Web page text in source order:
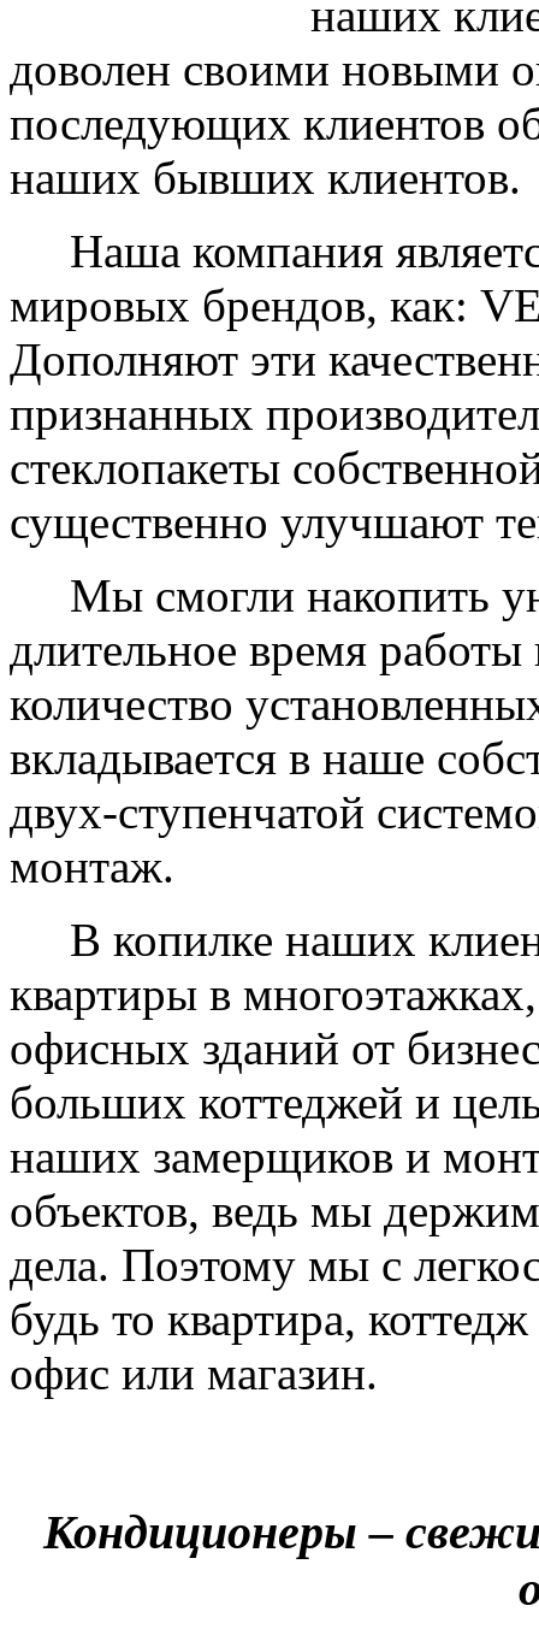
наших
доволен своими новыми
последующих клиентов
наших бывших клиентов.
Наша компания
мировых брендов, как:
Дополняют эти
признанных
стеклопакеты
существенно улучшают
Мы смогли накопить
длительное время
количество
вкладывается в наше
двух-ступенчатой
монтаж.
В копилке наших
квартиры в
офисных зданий от
больших коттеджей и
наших замерщиков и
объектов, ведь мы
дела. Поэтому мы с
будь то квартира,
офис или магазин.
Кондиционеры –